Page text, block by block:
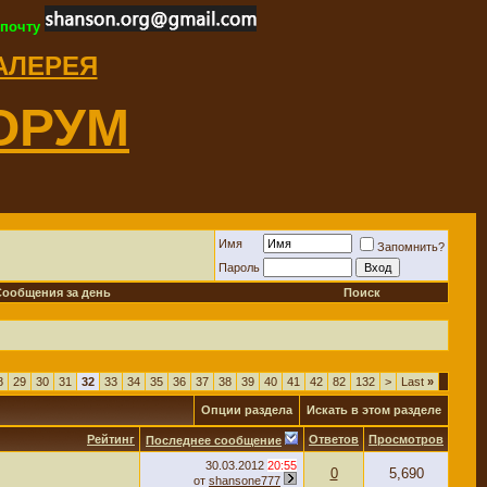
Имя
Запомнить?
Пароль
за день
Поиск
29 30 31 32 33 34 35 36 37 38 39 40 41 42 82 132 > Last »
Опции раздела Искать в этом разделе
Рейтинг Последнее сообщение Ответов
Просмотров
30.03.2012 20:55
от shansone777 0 5,690